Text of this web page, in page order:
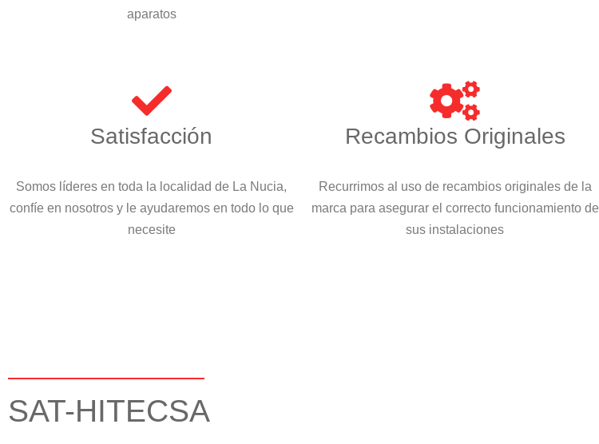
aparatos
Satisfacción
Somos líderes en toda la localidad de La Nucia,
confíe en nosotros y le ayudaremos en todo lo que
necesite
Recambios Originales
Recurrimos al uso de recambios originales de la
marca para asegurar el correcto funcionamiento de
sus instalaciones
SAT-HITECSA